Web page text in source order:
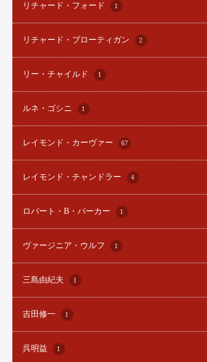
リチャード・フォード 1
リチャード・ブローティガン 2
リー・チャイルド 1
ルネ・ゴシニ 1
レイモンド・カーヴァー 67
レイモンド・チャンドラー 4
ロバート・B・パーカー 1
ヴァージニア・ウルフ 1
三島由紀夫 1
吉田修一 1
呉明益 1